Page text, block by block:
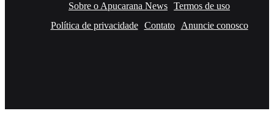
Sobre o Apucarana News Termos de uso
Política de privacidade
Contato Anuncie conosco